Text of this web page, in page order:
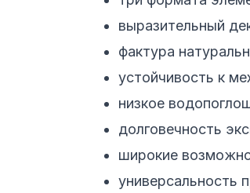
выразительный
фактура
устойчивость к
низкое
долговечность
широкие
универсальность